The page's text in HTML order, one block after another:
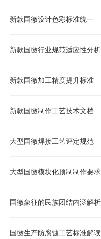
新款国徽设计色彩标准统一
新款国徽行业规范适应性分析
新款国徽加工精度提升标准
新款国徽制作工艺技术文档
大型国徽焊接工艺评定规范
大型国徽模块化预制制作要求
国徽象征的民族团结内涵解析
国徽生产防腐蚀工艺标准解读